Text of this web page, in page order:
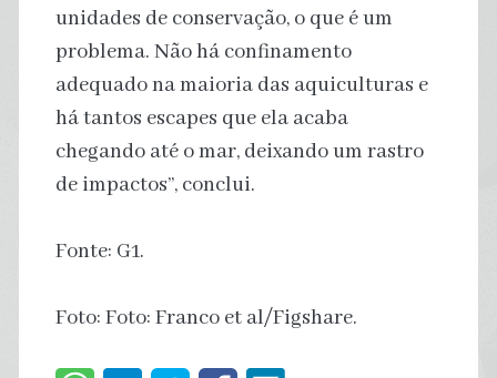
unidades de conservação, o que é um
problema. Não há confinamento
adequado na maioria das aquiculturas e
há tantos escapes que ela acaba
chegando até o mar, deixando um rastro
de impactos”, conclui.
Fonte: G1.
Foto: Foto: Franco et al/Figshare.